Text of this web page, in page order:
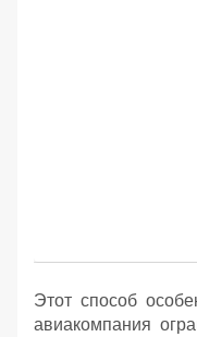
Этот способ
авиакомпания